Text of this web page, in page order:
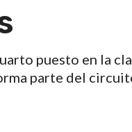
puesto en la
parte del